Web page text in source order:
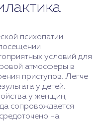
психопатии
условий для
атмосферы в
приступов. Легче
у детей.
у женщин,
сопровождается
на